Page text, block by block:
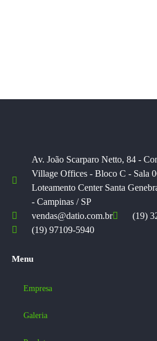
Av. João Scarparo Netto, 84 -
Village Offices - Bloco C - Sala
Loteamento Center Santa
- Campinas / SP
vendas@datio.com.br
(19)
(19) 97109-5940
Menu
Empresa
Galeria